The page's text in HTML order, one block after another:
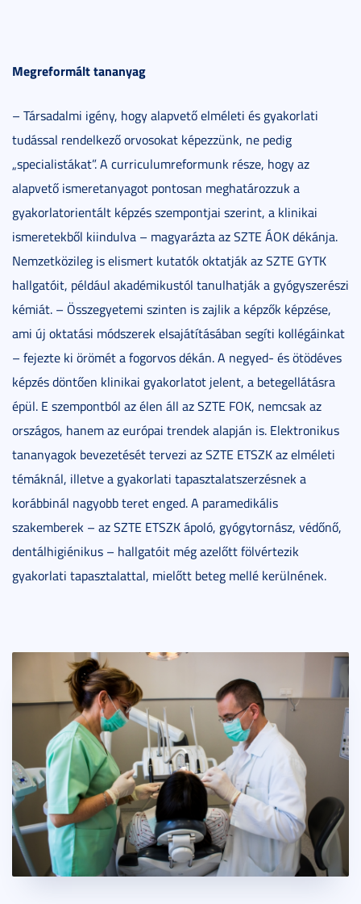
Megreformált tananyag
– Társadalmi igény, hogy alapvető elméleti és gyakorlati
tudással rendelkező orvosokat képezzünk, ne pedig
„specialistákat”. A curriculumreformunk része, hogy az
alapvető ismeretanyagot pontosan meghatározzuk a
gyakorlatorientált képzés szempontjai szerint, a klinikai
ismeretekből kiindulva – magyarázta az SZTE ÁOK dékánja.
Nemzetközileg is elismert kutatók oktatják az SZTE GYTK
hallgatóit, például akadémikustól tanulhatják a gyógyszerészi
kémiát. – Összegyetemi szinten is zajlik a képzők képzése,
ami új oktatási módszerek elsajátításában segíti kollégáinkat
– fejezte ki örömét a fogorvos dékán. A negyed- és ötödéves
képzés döntően klinikai gyakorlatot jelent, a betegellátásra
épül. E szempontból az élen áll az SZTE FOK, nemcsak az
országos, hanem az európai trendek alapján is. Elektronikus
tananyagok bevezetését tervezi az SZTE ETSZK az elméleti
témáknál, illetve a gyakorlati tapasztalatszerzésnek a
korábbinál nagyobb teret enged. A paramedikális
szakemberek – az SZTE ETSZK ápoló, gyógytornász, védőnő,
dentálhigiénikus – hallgatóit még azelőtt fölvértezik
gyakorlati tapasztalattal, mielőtt beteg mellé kerülnének.